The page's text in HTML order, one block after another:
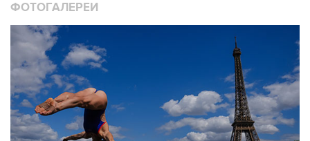
ФОТОГАЛЕРЕИ